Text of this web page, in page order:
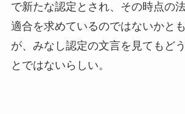
で新たな認定とされ、その時点の
適合を求めているのではないかと
が、みなし認定の文言を見てもど
とではないらしい。